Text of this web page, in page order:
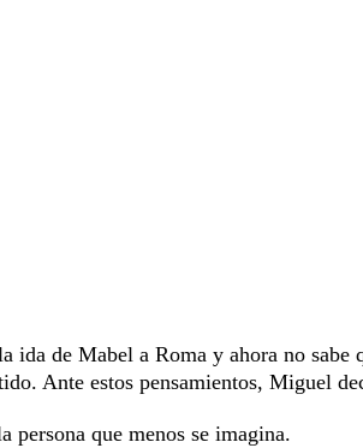
de Mabel a Roma y ahora no sabe
Ante estos pensamientos, Miguel
persona que menos se imagina.